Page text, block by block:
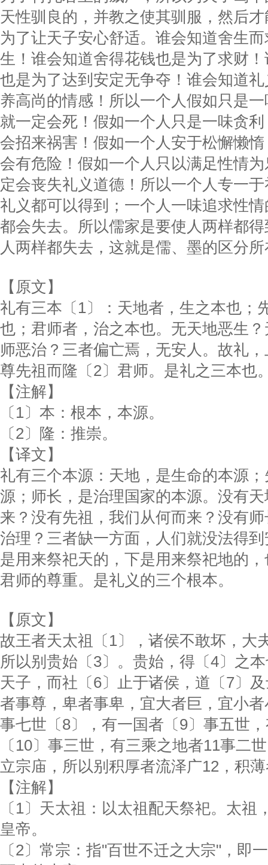
天性驯良的，并教之使其驯服，然后
为了让天子安心舒适。谁会知道舍生
生！谁会知道舍得花钱也是为了求财
也是为了达到安定无争夺！谁会知道
养高尚的情感！所以一个人假如只是
就一定会死！假如一个人只是一味贪
会招来祸害！假如一个人安于松懈懒
会有危险！假如一个人只以满足性情
定会丧失礼义道德！所以一个人专一
礼义都可以得到；一个人一味追求性
都会失去。所以儒家是要使人两样都
人两样都失去，这就是儒、墨的区分
【原文】
礼有三本〔1〕：天地者，生之本也；
也；君师者，治之本也。无天地恶生
师恶治？三者偏亡焉，无安人。故礼
尊先祖而隆〔2〕君师。是礼之三本也
【注解】
〔1〕本：根本，本源。
〔2〕隆：推崇。
【译文】
礼有三个本源：天地，是生命的本源
源；师长，是治理国家的本源。没有
来？没有先祖，我们从何而来？没有
治理？三者缺一方面，人们就没法得
是用来祭祀天的，下是用来祭祀地的
君师的尊重。是礼义的三个根本。
【原文】
故王者天太祖〔1〕，诸侯不敢坏，大
所以别贵始〔3〕。贵始，得〔4〕之
天子，而社〔6〕止于诸侯，道〔7〕
者事尊，卑者事卑，宜大者巨，宜小
事七世〔8〕，有一国者〔9〕事五世
〔10〕事三世，有三乘之地者11事二
立宗庙，所以别积厚者流泽广12，积
【注解】
〔1〕天太祖：以太祖配天祭祀。太祖
皇帝。
〔2〕常宗：指"百世不迁之大宗"，即